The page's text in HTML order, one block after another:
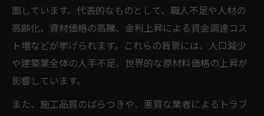
面しています。代表的なものとして、職人不足や人材の
高齢化、資材価格の高騰、金利上昇による資金調達コス
ト増などが挙げられます。これらの背景には、人口減少
や建築業全体の人手不足、世界的な原材料価格の上昇が
影響しています。
また、施工品質のばらつきや、悪質な業者によるトラブ